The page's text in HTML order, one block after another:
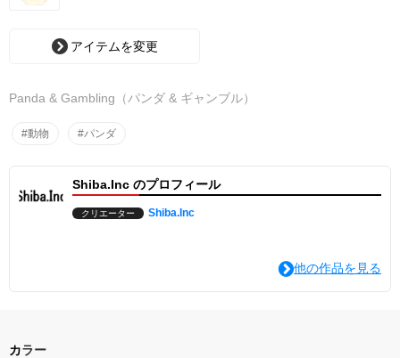
アイテムを変更
Panda & Gambling（パンダ & ギャンブル）
#動物 #パンダ
Shiba.Inc のプロフィール
クリエーター Shiba.Inc
他の作品を見る
カラー